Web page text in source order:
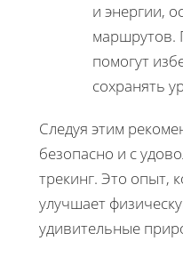
и энергии,
маршрутов.
помогут
сохранять
Следуя этим
безопасно и с
трекинг. Это опыт,
улучшает
удивительные